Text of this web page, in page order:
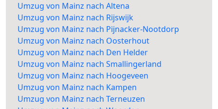
Umzug von Mainz nach Altena
Umzug von Mainz nach Rijswijk
Umzug von Mainz nach Pijnacker-Nootdorp
Umzug von Mainz nach Oosterhout
Umzug von Mainz nach Den Helder
Umzug von Mainz nach Smallingerland
Umzug von Mainz nach Hoogeveen
Umzug von Mainz nach Kampen
Umzug von Mainz nach Terneuzen